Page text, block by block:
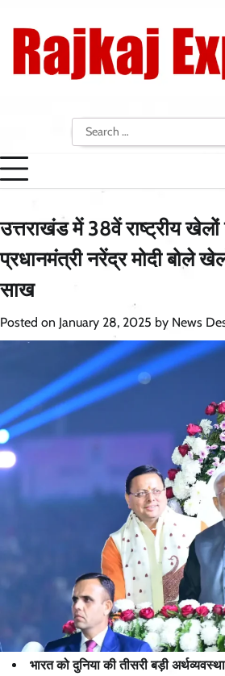
content
Search
for:
उत्तराखंड में 38वें राष्ट्रीय
प्रधानमंत्री नरेंद्र मोदी बोले
साख
Posted on January 28, 2025 by News
भारत को दुनिया की तीसरी बड़ी